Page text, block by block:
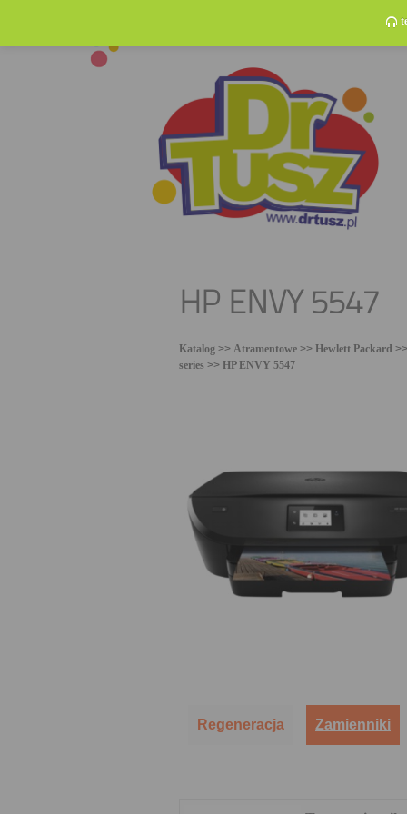
HP ENVY 5547
Katalog >> Atramentowe >> Hewlett Packard >>
series >> HP ENVY 5547
Regeneracja Zamienniki